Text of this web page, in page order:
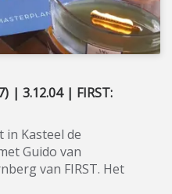
| 3.12.04 | FIRST:
Kasteel de
Guido van
van FIRST. Het